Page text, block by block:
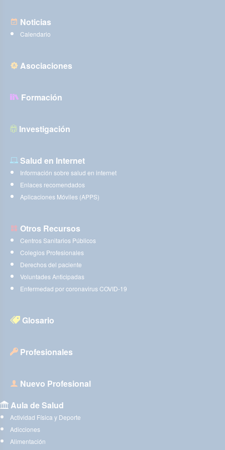
Noticias
Calendario
Asociaciones
Formación
Investigación
Salud en Internet
Información sobre salud en internet
Enlaces recomendados
Aplicaciones Móviles (APPS)
Otros Recursos
Centros Sanitarios Públicos
Colegios Profesionales
Derechos del paciente
Voluntades Anticipadas
Enfermedad por coronavirus COVID-19
Glosario
Profesionales
Nuevo Profesional
Aula de Salud
Actividad Física y Deporte
Adicciones
Alimentación